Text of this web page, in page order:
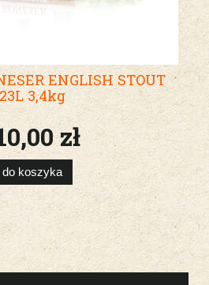
ENGLISH STOUT
23L 3,4kg
zł
do koszyka